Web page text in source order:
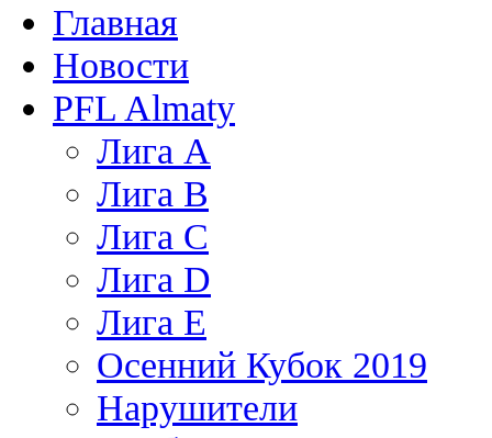
Главная
Новости
PFL Almaty
Лига A
Лига В
Лига С
Лига D
Лига Е
Осенний Кубок 2019
Нарушители